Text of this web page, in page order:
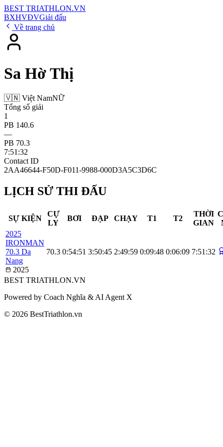
BEST TRIATHLON.VN
BXHVĐVGiải đấu
Về trang chủ
Sa Hờ Thị
🇻🇳 Việt NamNỮ
Tổng số giải
1
PB 140.6
—
PB 70.3
7:51:32
Contact ID
2AA46644-F50D-F011-9988-000D3A5C3D6C
LỊCH SỬ THI ĐẤU
SỰ KIỆN
CỰ
LY
BƠI ĐẠP CHẠY T1 T2
THỜI
GIAN
2025
IRONMAN
70.3 Da
Nang
2025
70.3 0:54:51 3:50:45 2:49:59 0:09:48 0:06:09 7:51:32
BEST TRIATHLON.VN
Powered by Coach Nghĩa & AI Agent X
© 2026 BestTriathlon.vn